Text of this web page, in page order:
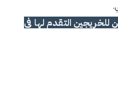
للخريجين التقدم لها في